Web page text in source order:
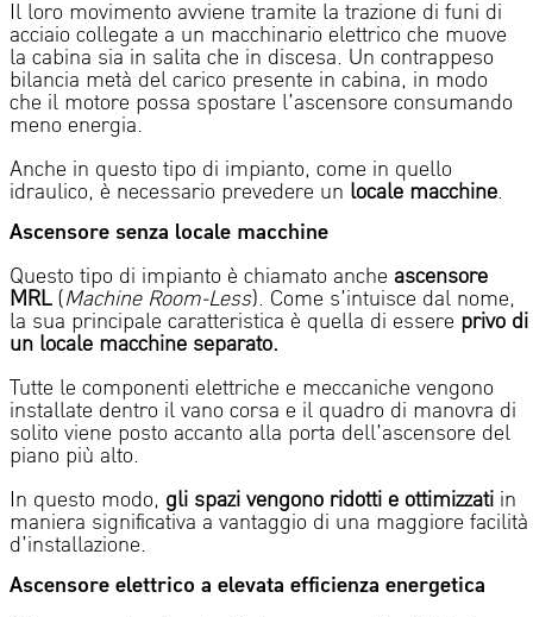
Il loro movimento avviene tramite la trazione di funi di
acciaio collegate a un macchinario elettrico che muove
la cabina sia in salita che in discesa. Un contrappeso
bilancia metà del carico presente in cabina, in modo
che il motore possa spostare l’ascensore consumando
meno energia.
Anche in questo tipo di impianto, come in quello
idraulico, è necessario prevedere un locale macchine.
Ascensore senza locale macchine
Questo tipo di impianto è chiamato anche ascensore
MRL(Machine Room-Less). Come s’intuisce dal nome,
la sua principale caratteristica è quella di essere privo di
un locale macchine separato.
Tutte le componenti elettriche e meccaniche vengono
installate dentro il vano corsa e il quadro di manovra di
solito viene posto accanto alla porta dell’ascensore del
piano più alto.
In questo modo, gli spazi vengono ridotti e ottimizzati in
maniera significativa a vantaggio di una maggiore facilità
d’installazione.
Ascensore elettrico a elevata efficienza energetica